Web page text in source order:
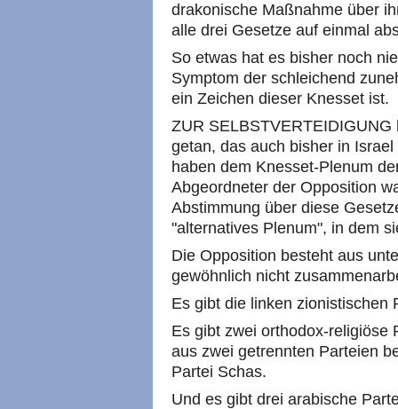
drakonische Maßnahme über
alle drei Gesetze auf einmal
So etwas hat es bisher noch
Symptom der schleichend
ein Zeichen dieser Knesset ist.
ZUR
getan, das auch bisher in
haben dem Knesset-Plenum
Abgeordneter der Opposition
Abstimmung über diese
"alternatives Plenum", in dem
Die Opposition besteht aus
gewöhnlich nicht
Es gibt die linken zionistischen
Es gibt zwei orthodox-religiöse
aus zwei getrennten Parteien
Partei Schas.
Und es gibt drei arabische